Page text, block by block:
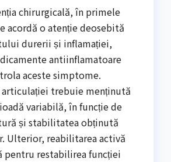
chirurgicală, în primele
acordă o atenție deosebită
durerii și inflamației,
antiinflamatoare
aceste simptome.
trebuie menținută
variabilă, în funcție de
și stabilitatea obținută
Ulterior, reabilitarea activă
pentru restabilirea funcției